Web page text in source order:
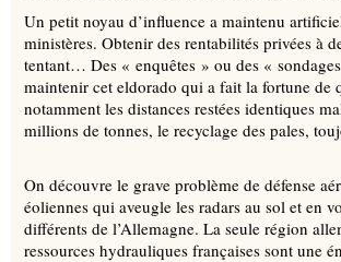
Un petit noyau d’influence a maintenu
ministères. Obtenir des rentabilités privées à
tentant… Des « enquêtes » ou des «
maintenir cet eldorado qui a fait la fortune de
notamment les distances restées identiques
millions de tonnes, le recyclage des pales,
On découvre le grave problème de défense
éoliennes qui aveugle les radars au sol et en
différents de l’Allemagne. La seule région
ressources hydrauliques françaises sont une